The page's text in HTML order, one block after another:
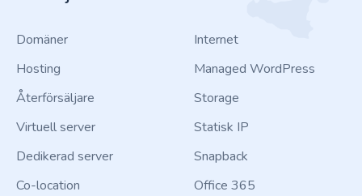
Domäner
Hosting
Återförsäljare
Virtuell server
Dedikerad server
Co-location
Internet
Managed WordPress
Storage
Statisk IP
Snapback
Office 365